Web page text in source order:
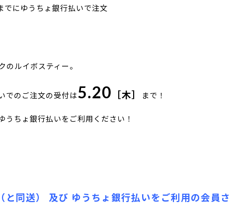
にゆうちょ銀行払いで注文
のルイボスティー。
でのご注文の受付は5.20 ［木］ まで！
うちょ銀行払いをご利用ください！
と同送） 及び ゆうちょ銀行払いをご利用の会員さ